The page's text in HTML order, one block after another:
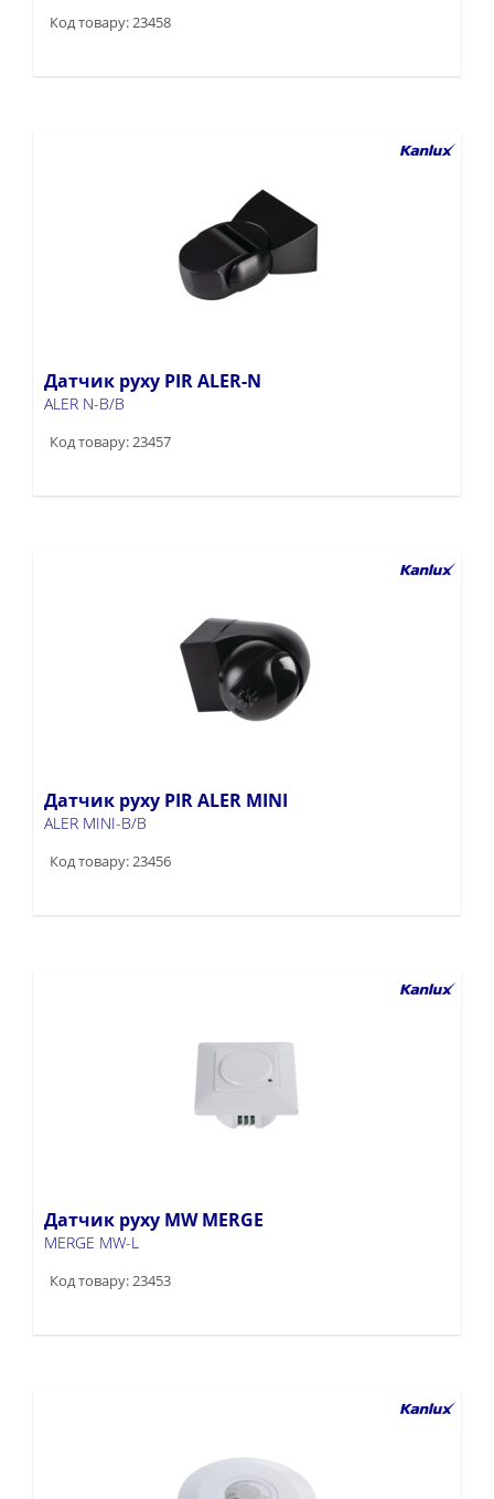
Код товару: 23458
Датчик руху PIR ALER-N
ALER N-B/B
Код товару: 23457
Датчик руху PIR ALER MINI
ALER MINI-B/B
Код товару: 23456
Датчик руху MW MERGE
MERGE MW-L
Код товару: 23453